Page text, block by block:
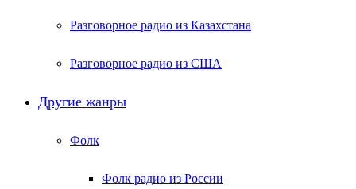
Разговорное радио из Казахстана
Разговорное радио из США
Другие жанры
Фолк
Фолк радио из России